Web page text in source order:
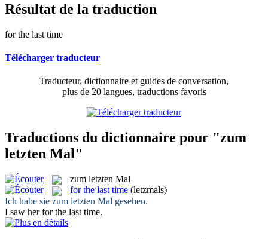
Résultat de la traduction
for the last time
Télécharger traducteur
Traducteur, dictionnaire et guides de conversation,
plus de 20 langues, traductions favoris
Traductions du dictionnaire pour "zum
letzten Mal"
zum letzten Mal
for the last time (letzmals)
Ich habe sie zum letzten Mal gesehen.
I saw herfor the last time.